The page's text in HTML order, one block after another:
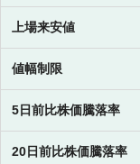
上場来安値
値幅制限
5日前比株価騰落率
20日前比株価騰落率